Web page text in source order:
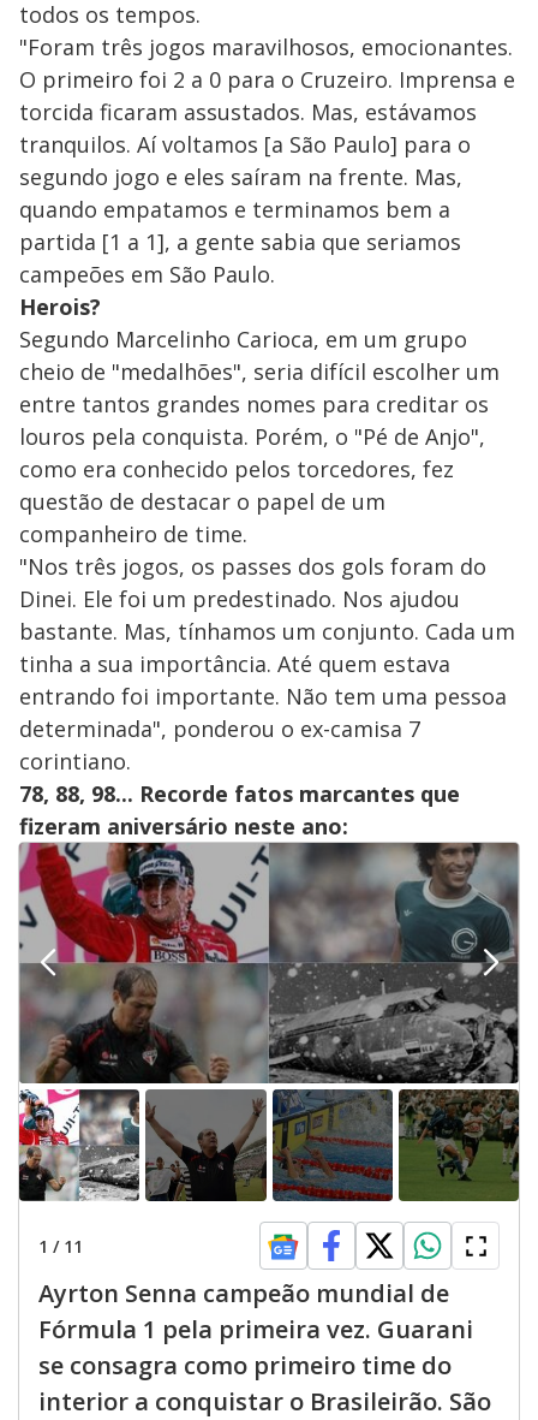
todos os tempos.
"Foram três jogos maravilhosos, emocionantes.
O primeiro foi 2 a 0 para o Cruzeiro. Imprensa e
torcida ficaram assustados. Mas, estávamos
tranquilos. Aí voltamos [a São Paulo] para o
segundo jogo e eles saíram na frente. Mas,
quando empatamos e terminamos bem a
partida [1 a 1], a gente sabia que seriamos
campeões em São Paulo.
Herois?
Segundo Marcelinho Carioca, em um grupo
cheio de "medalhões", seria difícil escolher um
entre tantos grandes nomes para creditar os
louros pela conquista. Porém, o "Pé de Anjo",
como era conhecido pelos torcedores, fez
questão de destacar o papel de um
companheiro de time.
"Nos três jogos, os passes dos gols foram do
Dinei. Ele foi um predestinado. Nos ajudou
bastante. Mas, tínhamos um conjunto. Cada um
tinha a sua importância. Até quem estava
entrando foi importante. Não tem uma pessoa
determinada", ponderou o ex-camisa 7
corintiano.
78, 88, 98... Recorde fatos marcantes que
fizeram aniversário neste ano:
1 / 11
Ayrton Senna campeão mundial de
Fórmula 1 pela primeira vez. Guarani
se consagra como primeiro time do
interior a conquistar o Brasileirão. São